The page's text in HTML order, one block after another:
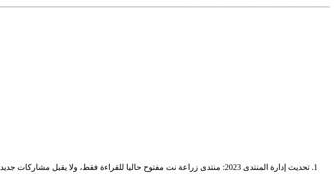
تحديث إدارة المنتدى 2023: منتدى زراعة نت مفتوح حاليا للقراءة فقط، ولا يقبل مشاركات جديدة. يمكنكم استخدام الشريط الظاهر أعلاه للبحث في كافة مواضيع المدوّنة والمنتدى.